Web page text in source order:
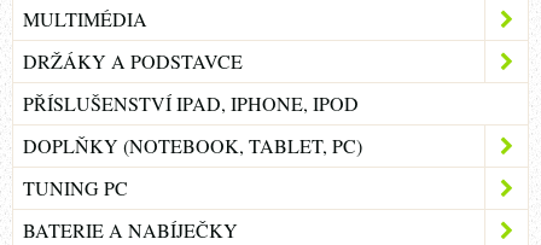
MULTIMÉDIA
DRŽÁKY A PODSTAVCE
PŘÍSLUŠENSTVÍ IPAD, IPHONE, IPOD
DOPLŇKY (NOTEBOOK, TABLET, PC)
TUNING PC
BATERIE A NABÍJEČKY